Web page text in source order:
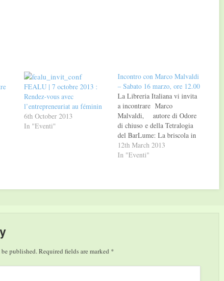
FEALU | 7 octobre 2013 :
Rendez-vous avec
l’entrepreneuriat au féminin
6th October 2013
In "Eventi"
Incontro con Marco Malvaldi
– Sabato 16 marzo, ore 12.00
La Libreria Italiana vi invita
a incontrare Marco
Malvaldi, autore di Odore
di chiuso e della Tetralogia
del BarLume: La briscola in
cinque, Il gioco delle tre
carte, Il re dei giochi e La
12th March 2013
In "Eventi"
published.Required fields are marked *